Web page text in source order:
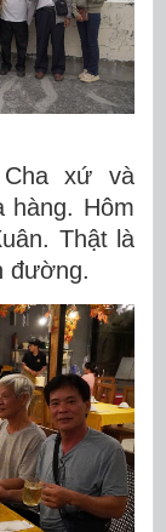
xứ và
hàng. Hôm
Thật là
đường.